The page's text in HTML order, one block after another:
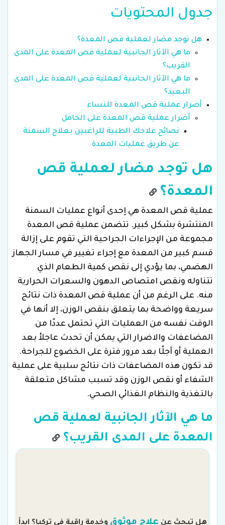
جدول المحتويات
هل توجد مضار لعملية قص المعدة؟
ما هي الآثار الجانبية لعملية قص المعدة على المدى
القريب؟
ما هي الآثار الجانبية لعملية قص المعدة على المدى
البعيد؟
أضرار عملية قص المعدة للنساء
أضرار عملية قص المعدة على الحامل
نصائح علاجك الطبية للراغبين بعلاج السمنة
عن طريق عمليات المعدة
هل توجد مضار لعملية قص
المعدة؟
عملية قص المعدة هي إحدى أنواع عمليات السمنة
المنتشرة بشكل كبير. تتضمن عملية قص المعدة
مجموعة من الإجراءات الجراحية التي تقوم على إزالة
قسم كبير من المعدة مع إجراء تغيير في مسار الجهاز
الهضمي، بما يؤدي إلى نقص كمية الطعام الذي
تتناوله ونقص امتصاص الدهون والسعرات الحرارية
منه. على الرغم من أن عملية قص المعدة ذات نتائج
سريعة وواضحة بما يتعلق بنقص الوزن، إلا أنها في
الوقت نفسه من العمليات التي تحتمل عددًا من
المضاعفات والاضرار التي يمكن أن تحدث عاجلأ بعد
العملية أو آجلًا بعد مرور فترة على الخضوع للجراحة.
قد تكون هذه المضاعفات ذات نتائج سلبية على عملية
الشفاء أو نقص الوزن وقد تسبب مشاكل متعلقة
بالتغذية والنظام الغذائي الصحي.
ما هي الآثار الجانبية لعملية قص
المعدة على المدى القريب؟
هل تبحث عن علاج موثوق وخدمة راقية في تركيا؟ ابدأ